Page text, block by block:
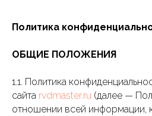
Политика
ОБЩИЕ ПОЛОЖЕНИЯ
1.1. Политика
сайта rvdmaster.ru (далее —
отношении всей